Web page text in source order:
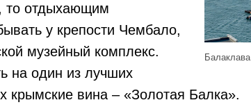
Балаклава
то отдыхающим
у крепости Чембало,
музейный комплекс.
на один из лучших
крымские вина – «Золотая Балка».